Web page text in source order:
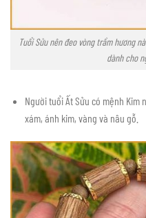
Tuổi Sửu nên đeo vòng trầm hương
dành cho
Người tuổi Ất Sửu có mệnh
xám, ánh kim, vàng và nâu gỗ.